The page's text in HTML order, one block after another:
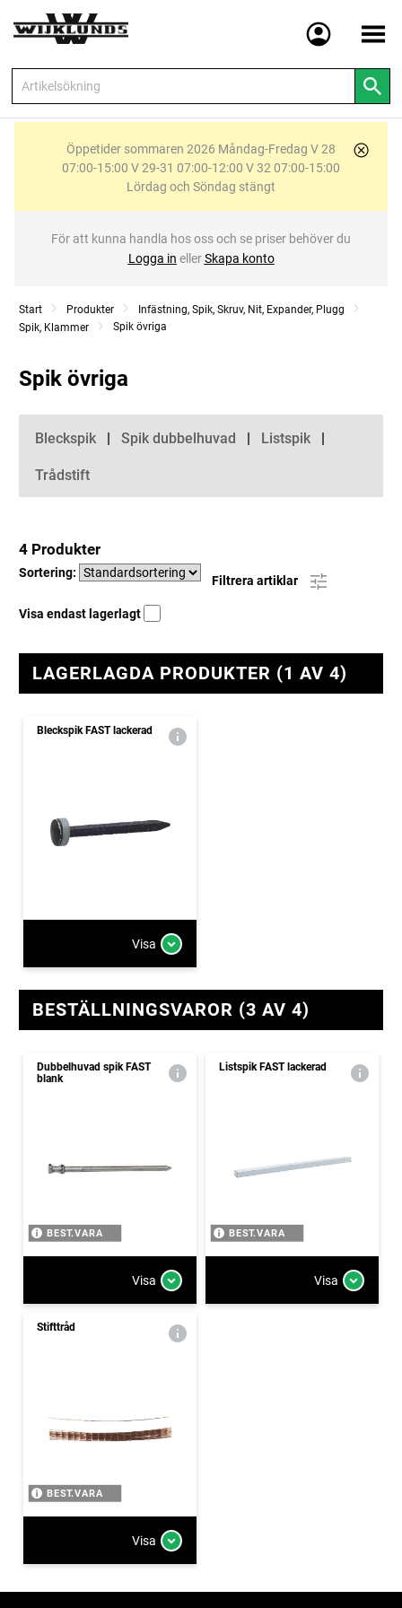
Meny
Öppetider sommaren 2026 Måndag-Fredag V 28
07:00-15:00 V 29-31 07:00-12:00 V 32 07:00-15:00
Lördag och Söndag stängt
För att kunna handla hos oss och se priser behöver du
Logga in ellerSkapa konto
Start Produkter
Infästning, Spik, Skruv, Nit, Expander, Plugg
Spik, Klammer
Spik övriga
Spik övriga
Kategorier
Bleckspik Spik dubbelhuvad Listspik
Trådstift
4 Produkter
Sortering:
Filtrera artiklar
Visa endast lagerlagt
LAGERLAGDA PRODUKTER (1 AV 4)
Bleckspik FAST lackerad
Visa
BESTÄLLNINGSVAROR (3 AV 4)
Dubbelhuvad spik FAST
blank
BEST.VARA
Visa
Listspik FAST lackerad
BEST.VARA
Visa
Stifttråd
BEST.VARA
Visa